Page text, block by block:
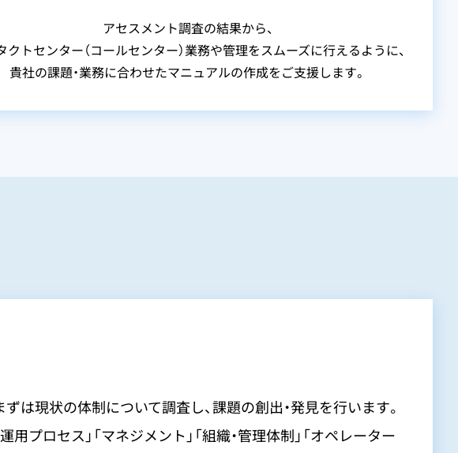
アセスメント調査の結果から、
クトセンター（コールセンター）業務や管理をスムーズに行えるように、
貴社の課題・業務に合わせたマニュアルの作成をご支援します。
は現状の体制について調査し、課題の創出・発見を行います。
プロセス」「マネジメント」「組織・管理体制」「オペレーター